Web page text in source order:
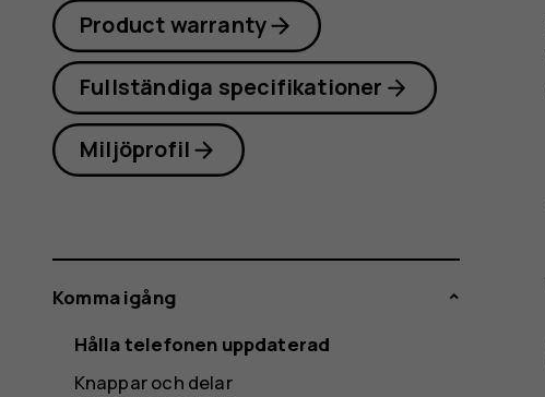
Product warranty
Fullständiga specifikationer
Miljöprofil
Komma igång
Hålla telefonen uppdaterad
Knappar och delar